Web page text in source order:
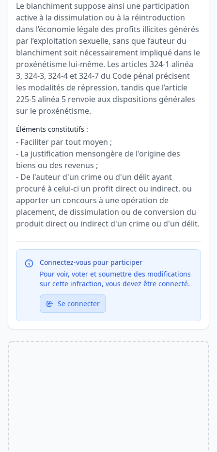
Le blanchiment suppose ainsi une participation
active à la dissimulation ou à la réintroduction
dans l’économie légale des profits illicites générés
par l’exploitation sexuelle, sans que l’auteur du
blanchiment soit nécessairement impliqué dans le
proxénétisme lui-même. Les articles 324-1 alinéa
3, 324-3, 324-4 et 324-7 du Code pénal précisent
les modalités de répression, tandis que l’article
225-5 alinéa 5 renvoie aux dispositions générales
sur le proxénétisme.
Éléments constitutifs :
- Faciliter par tout moyen ;
- La justification mensongère de l'origine des
biens ou des revenus ;
- De l'auteur d'un crime ou d'un délit ayant
procuré à celui-ci un profit direct ou indirect, ou
apporter un concours à une opération de
placement, de dissimulation ou de conversion du
produit direct ou indirect d'un crime ou d'un délit.
Connectez-vous pour participer
Pour voir, voter et soumettre des modifications
sur cette infraction, vous devez être connecté.
Se connecter